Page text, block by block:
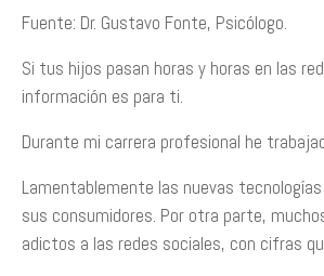
Fuente: Dr. Gustavo Fonte, Psicólogo.
Si tus hijos pasan horas y horas en las
información es para ti.
Durante mi carrera profesional he
Lamentablemente las nuevas
sus consumidores. Por otra parte,
adictos a las redes sociales, con cifras